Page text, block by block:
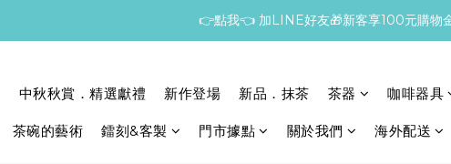
👉點我👈 加LINE好友🎁新客享100元購物
中秋秋賞．精選獻禮 新作登場 新品．抹茶 茶器 咖啡器具
茶碗的藝術 鐳刻&客製 門市據點 關於我們 海外配送